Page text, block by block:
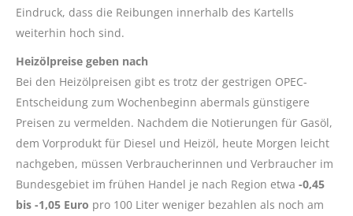
Eindruck, dass die Reibungen innerhalb des Kartells
weiterhin hoch sind.
Heizölpreise geben nach
Bei den Heizölpreisen gibt es trotz der gestrigen OPEC-
Entscheidung zum Wochenbeginn abermals günstigere
Preisen zu vermelden. Nachdem die Notierungen für Gasöl,
dem Vorprodukt für Diesel und Heizöl, heute Morgen leicht
nachgeben, müssen Verbraucherinnen und Verbraucher im
Bundesgebiet im frühen Handel je nach Region etwa -0,45
bis -1,05 Euro pro 100 Liter weniger bezahlen als noch am